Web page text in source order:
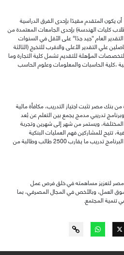
يكون المتقدم مقيدًا بإحدى الفرق الدراسية
لطلاب كليات الهندسة) بإحدى الجامعات المعتمدة من
العام “جيد جدًا” على الأقل في السنوات
علي التقدير الأعلى والاقرب للتخرج (الثالثة
المؤهلة للتقديم تشمل كلية التجارة وما
،كلية الحاسبات والمعلومات وعلوم الحاسب
بنك مصر تثبت اجتياز التدريب، مكافأة مالية
تدريبي مدمج يجمع بين التعلم عن بُعد
المختلفة، ويستمر من شهر إلى شهرين وتجربة
تتيح للمشاركين فهم العمليات البنكية
واكتساب خبرة عملية قوية، ويستهدف البرنامج تدريب ما يقارب 2500 طالب وطالبة من
مصر لتعزيز مساهمته في خلق فرص عمل
العمل، وبالأخص في المجال المصرفي، بما
تنمية المجتمع.